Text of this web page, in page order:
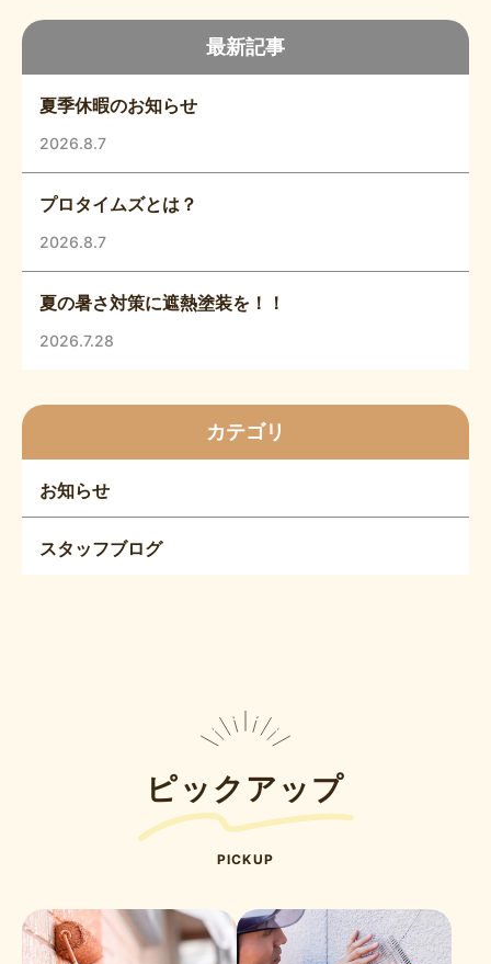
最新記事
夏季休暇のお知らせ
2026.8.7
プロタイムズとは？
2026.8.7
夏の暑さ対策に遮熱塗装を！！
2026.7.28
カテゴリ
お知らせ
スタッフブログ
ピックアップ
PICKUP